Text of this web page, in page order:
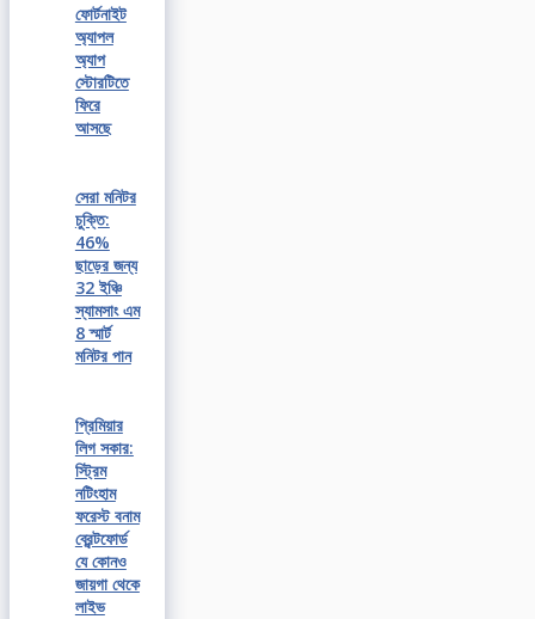
ফোর্টনাইট
অ্যাপল
অ্যাপ
স্টোরটিতে
ফিরে
আসছে
সেরা মনিটর
চুক্তি:
46%
ছাড়ের জন্য
32 ইঞ্চি
স্যামসাং এম
8 স্মার্ট
মনিটর পান
প্রিমিয়ার
লিগ সকার:
স্ট্রিম
নটিংহাম
ফরেস্ট বনাম
ব্রেন্টফোর্ড
যে কোনও
জায়গা থেকে
লাইভ